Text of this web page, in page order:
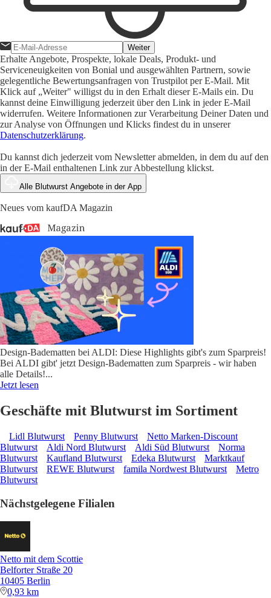
Weiter
Erhalte Angebote, Prospekte, lokale Deals, Produkt- und
Serviceneuigkeiten von Bonial und ausgewählten Partnern, sowie
gelegentliche Bewertungsanfragen von Trustpilot per E-Mail. Mit
Klick auf „Weiter" willigst du in den Erhalt dieser E-Mails ein. Du
kannst deine Einwilligung jederzeit über den Link in jeder E-Mail
widerrufen. Weitere Informationen zur Verarbeitung Deiner Daten und
zur Analyse von Öffnungen und Klicks findest du in unserer
Datenschutzerklärung.
Du kannst dich jederzeit vom Newsletter abmelden, in dem du auf den
in der E-Mail enthaltenen Link zur Abbestellung klickst.
Alle Blutwurst Angebote in der App
Neues vom kaufDA Magazin
Design-Badematten bei ALDI: Diese Highlights gibt's zum Sparpreis!
Bei ALDI gibt' jetzt Design-Badematten zum Sparpreis - wir haben
alle Details!...
Jetzt lesen
Geschäfte mit Blutwurst im Sortiment
Lidl Blutwurst Penny Blutwurst
Netto Marken-Discount
Blutwurst
Aldi Nord Blutwurst Aldi Süd Blutwurst
Norma
Blutwurst
Kaufland Blutwurst Edeka Blutwurst
Marktkauf
Blutwurst
REWE Blutwurst famila Nordwest Blutwurst
Metro
Blutwurst
Nächstgelegene Filialen
Netto mit dem Scottie
Belforter Straße 20
10405 Berlin
0,93 km